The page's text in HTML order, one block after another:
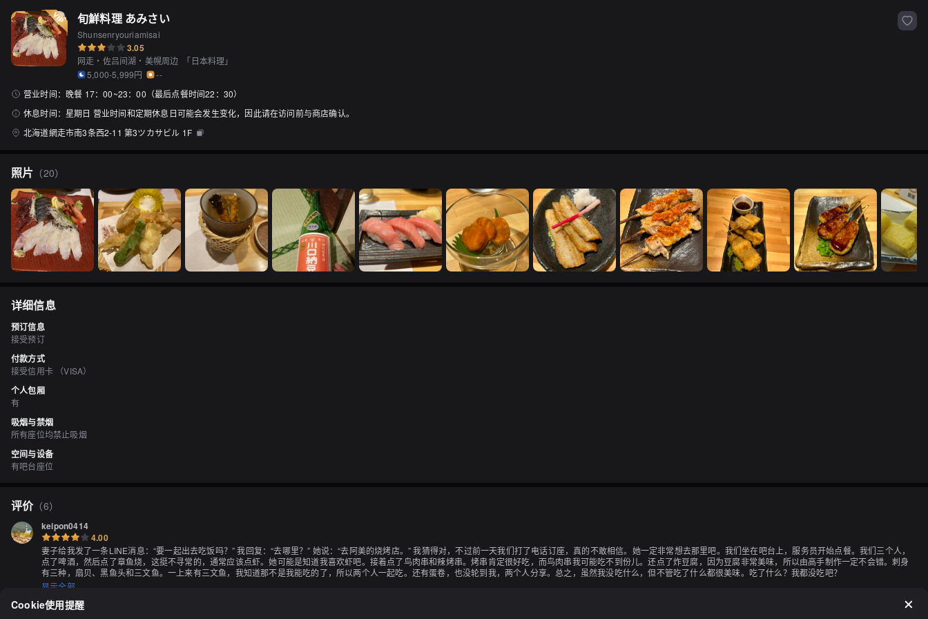
旬鮮料理 あみさい
Shunsenryouriamisai
3.05
网走・佐吕间湖・美幌周边 「日本料理 」
5,000-5,999円
--
营业时间： 晚餐 17：00~23：00（最后点餐时间22：30）
休息时间： 星期日 营业时间和定期休息日可能会发生变化，因此请在访问前与商店确认。
北海道網走市南3条西2-11 第3ツカサビル 1F
照片 （20）
详细信息
预订信息
接受预订
付款方式
接受信用卡 （VISA）
个人包厢
有
吸烟与禁烟
所有座位均禁止吸烟
空间与设备
有吧台座位
评价（6）
keipon0414
4.00
妻子给我发了一条LINE消息：“要一起出去吃饭吗？” 我回复：“去哪里？” 她说：“去阿美的烧烤店。” 我猜得对，不过前一天我们打了电话订座，真的不敢相信。她一定非常想去那里吧。我们坐在吧台上，服务员开始点餐。我们三个人，
点了啤酒，然后点了章鱼烧，这挺不寻常的，通常应该点虾。她可能是知道我喜欢虾吧。接着点了鸟肉串和辣烤串。烤串肯定很好吃，而鸟肉串我可能吃不到份儿。还点了炸豆腐，因为豆腐非常美味，所以由高手制作一定不会错。刺身
有三种，扇贝、黑鱼头和三文鱼。一上来有三文鱼，我知道那不是我能吃的了，所以两个人一起吃。还有蛋卷，也没轮到我，两个人分享。总之，虽然我没吃什么，但不管吃了什么都很美味。吃了什么？我都没吃吧？
显示全部
Cookie使用提醒